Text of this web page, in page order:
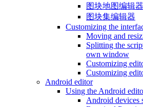
图块地图编辑器
图块集编辑器
Customizing the
Moving and
Splitting the
own window
Customizing
Customizing
Android editor
Using the Android
Android devices